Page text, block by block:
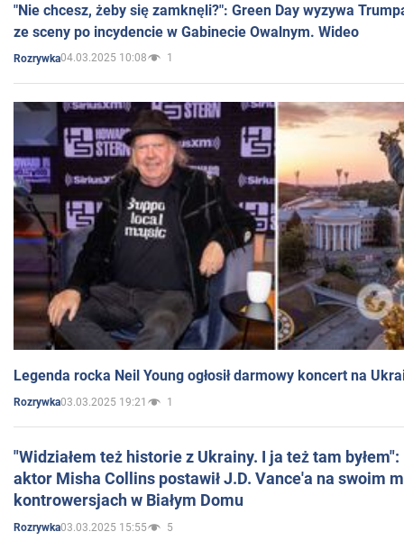
"Nie chcesz, żeby się zamknęli?": Green Day wyzywa
ze sceny po incydencie w Gabinecie Owalnym. Wideo
Rozrywka04.03.2025 10:08 1
Legenda rocka Neil Young ogłosił darmowy koncert na
Rozrywka03.03.2025 19:21 1
"Widziałem też historie z Ukrainy. I ja też tam
aktor Misha Collins postawił J.D. Vance'a na swoim
kontrowersjach w Białym Domu
Rozrywka03.03.2025 15:55 5